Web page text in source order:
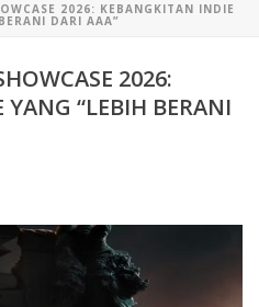
2026: KEBANGKITAN INDIE
DARI AAA”
2026:
“LEBIH BERANI